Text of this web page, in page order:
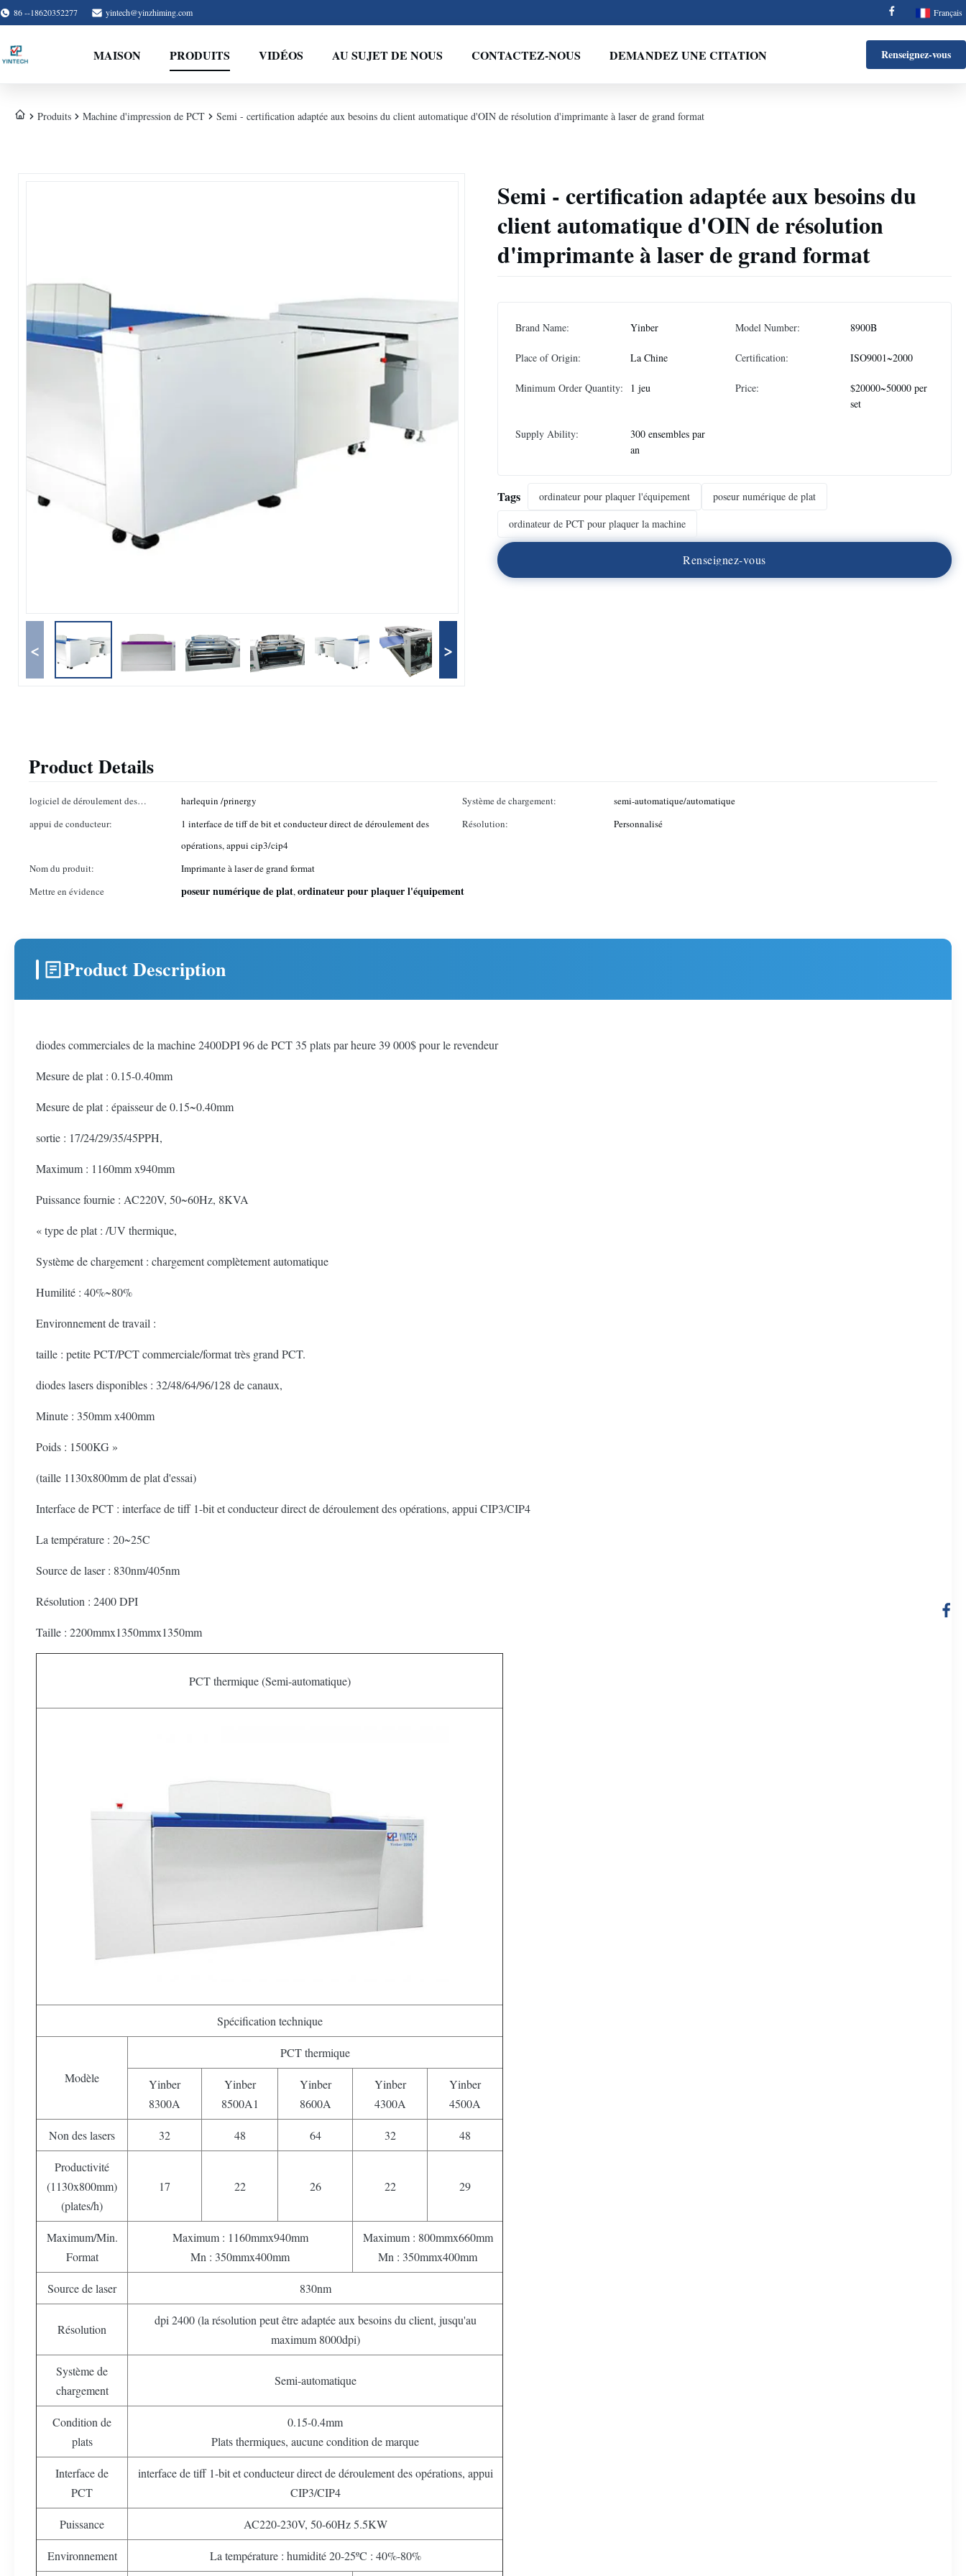
86 --18620352277 yintech@yinzhiming.com Français
MAISON PRODUITS VIDÉOS AU SUJET DE NOUS CONTACTEZ-NOUS DEMANDEZ UNE CITATION Renseignez-vous
Produits Machine d'impression de PCT Semi - certification adaptée aux besoins du client automatique d'OIN de résolution d'imprimante à laser de grand format
< >
Semi - certification adaptée aux besoins du
client automatique d'OIN de résolution
d'imprimante à laser de grand format
Brand Name: Yinber Model Number: 8900B
Place of Origin: La Chine Certification: ISO9001~2000
Minimum Order Quantity: 1 jeu Price:
$20000~50000 per
set
Supply Ability:
300 ensembles par
an
Tags ordinateur pour plaquer l'équipement
poseur numérique de plat
ordinateur de PCT pour plaquer la machine
Renseignez-vous
Product Details
logiciel de déroulement des
opérations:
harlequin /prinergy Système de chargement:
semi-automatique/automatique
appui de conducteur:
1 interface de tiff de bit et conducteur direct de déroulement des
opérations, appui cip3/cip4
Résolution: Personnalisé
Nom du produit:
Imprimante à laser de grand format
Mettre en évidence
poseur numérique de plat,ordinateur pour plaquer l'équipement
Product Description
diodes commerciales de la machine 2400DPI 96 de PCT 35 plats par heure 39 000$ pour le revendeur
Mesure de plat : 0.15-0.40mm
Mesure de plat : épaisseur de 0.15~0.40mm
sortie : 17/24/29/35/45PPH,
Maximum : 1160mm x940mm
Puissance fournie : AC220V, 50~60Hz, 8KVA
« type de plat : /UV thermique,
Système de chargement : chargement complètement automatique
Humilité : 40%~80%
Environnement de travail :
taille : petite PCT/PCT commerciale/format très grand PCT.
diodes lasers disponibles : 32/48/64/96/128 de canaux,
Minute : 350mm x400mm
Poids : 1500KG »
(taille 1130x800mm de plat d'essai)
Interface de PCT : interface de tiff 1-bit et conducteur direct de déroulement des opérations, appui CIP3/CIP4
La température : 20~25C
Source de laser : 830nm/405nm
Résolution : 2400 DPI
Taille : 2200mmx1350mmx1350mm
PCT thermique (Semi-automatique)
Spécification technique
Modèle
PCT thermique
Yinber
8300A
Yinber
8500A1
Yinber
8600A
Yinber
4300A
Yinber
4500A
Non des lasers 32 48 64 32 48
Productivité
(1130x800mm)
(plates/h)
17 22 26 22 29
Maximum/Min.
Format
Maximum : 1160mmx940mm
Mn : 350mmx400mm
Maximum : 800mmx660mm
Mn : 350mmx400mm
Source de laser 830nm
Résolution
dpi 2400 (la résolution peut être adaptée aux besoins du client, jusqu'au
maximum 8000dpi)
Système de
chargement
Semi-automatique
Condition de
plats
0.15-0.4mm
Plats thermiques, aucune condition de marque
Interface de
PCT
interface de tiff 1-bit et conducteur direct de déroulement des opérations, appui
CIP3/CIP4
Puissance AC220-230V, 50-60Hz 5.5KW
Environnement La température : humidité 20-25ºC : 40%-80%